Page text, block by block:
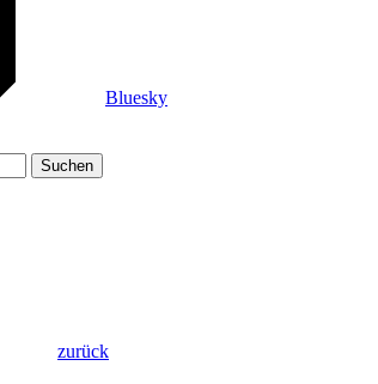
Bluesky
zurück